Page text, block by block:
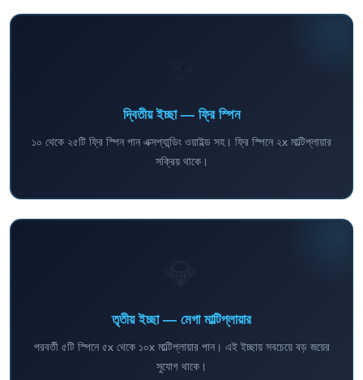
দ্বিতীয় ইচ্ছা — ফ্রি স্পিন
১০ থেকে ২৫টি ফ্রি স্পিন পান এক্সপ্যান্ডিং ওয়াইল্ড সহ। ফ্রি স্পিনে ২x মাল্টিপ্লায়ার
সক্রিয় থাকে।
তৃতীয় ইচ্ছা — মেগা মাল্টিপ্লায়ার
পরবর্তী ৫টি স্পিনে ৫x থেকে ১০x মাল্টিপ্লায়ার পান। এই ইচ্ছায় সবচেয়ে বড় জয়ের
সুযোগ থাকে।